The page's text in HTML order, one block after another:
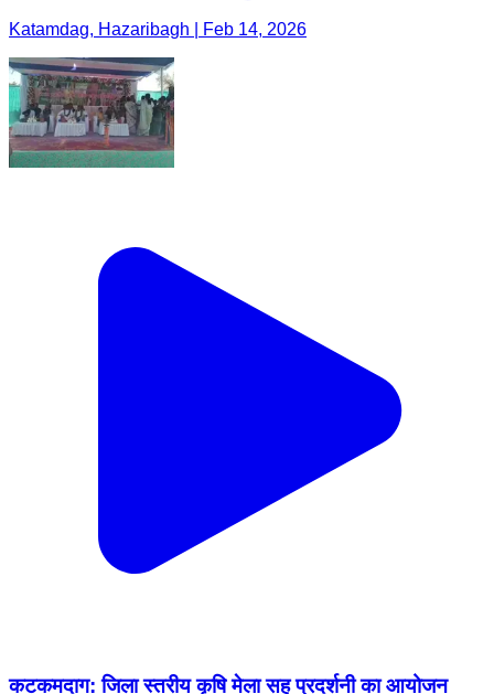
Katamdag, Hazaribagh | Feb 14, 2026
कटकमदाग: जिला स्तरीय कृषि मेला सह प्रदर्शनी का आयोजन